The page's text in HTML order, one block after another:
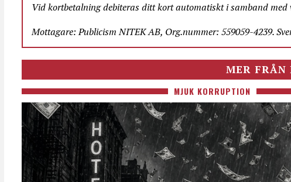
Vid kortbetalning debiteras ditt kort automatiskt i samband med
Mottagare: Publicism NITEK AB, Org.nummer: 559059-4239.
MER FRÅN
MJUK KORRUPTION